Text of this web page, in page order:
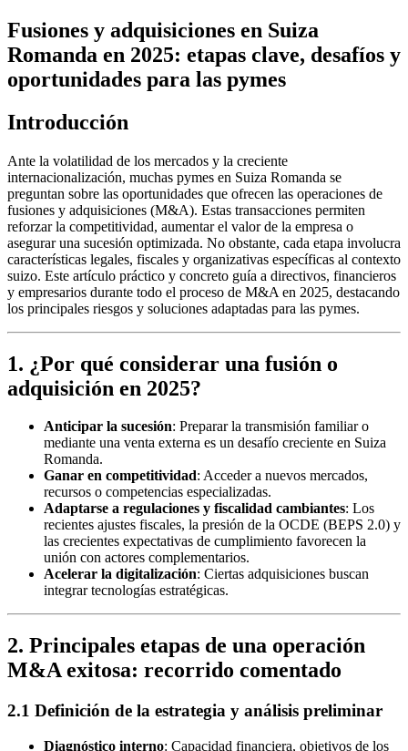
Fusiones y adquisiciones en Suiza
Romanda en 2025: etapas clave, desafíos y
oportunidades para las pymes
Introducción
Ante la volatilidad de los mercados y la creciente
internacionalización, muchas pymes en Suiza Romanda se
preguntan sobre las oportunidades que ofrecen las operaciones de
fusiones y adquisiciones (M&A). Estas transacciones permiten
reforzar la competitividad, aumentar el valor de la empresa o
asegurar una sucesión optimizada. No obstante, cada etapa involucra
características legales, fiscales y organizativas específicas al contexto
suizo. Este artículo práctico y concreto guía a directivos, financieros
y empresarios durante todo el proceso de M&A en 2025, destacando
los principales riesgos y soluciones adaptadas para las pymes.
1. ¿Por qué considerar una fusión o
adquisición en 2025?
Anticipar la sucesión: Preparar la transmisión familiar o
mediante una venta externa es un desafío creciente en Suiza
Romanda.
Ganar en competitividad: Acceder a nuevos mercados,
recursos o competencias especializadas.
Adaptarse a regulaciones y fiscalidad cambiantes: Los
recientes ajustes fiscales, la presión de la OCDE (BEPS 2.0) y
las crecientes expectativas de cumplimiento favorecen la
unión con actores complementarios.
Acelerar la digitalización: Ciertas adquisiciones buscan
integrar tecnologías estratégicas.
2. Principales etapas de una operación
M&A exitosa: recorrido comentado
2.1 Definición de la estrategia y análisis preliminar
Diagnóstico interno: Capacidad financiera, objetivos de los